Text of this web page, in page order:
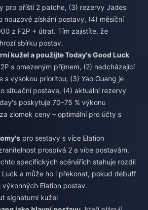
pro příští 2 patche, (3) rezervy Jades
nouzové získání postavy, (4) měsíční
z F2P + útrat. Tím zajistíte, že
sbírku postav.
kužel a použijte Today's Good Luck
s omezeným příjmem, (2) nadcházející
s vysokou prioritou, (3) Yao Guang je
situační postava, (4) aktuální rezervy
poskytuje 70–75 % výkonu
zlomek ceny – optimální pro účty s
pro sestavy s více Elation
prospívá 2 a více postavám.
specifických scénářích stahuje rozdíl
Luck a může ho i překonat, pokud debuff
Elation postav.
signaturní kužel